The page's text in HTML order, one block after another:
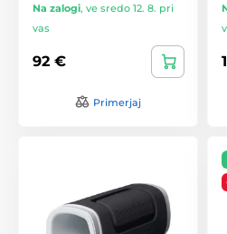
Na zalogi, ve sredo 12. 8. pri
vas
92 €
Primerjaj